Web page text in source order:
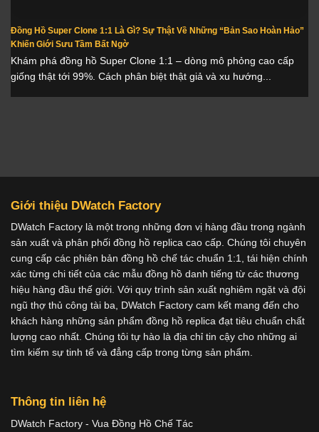
Đồng Hồ Super Clone 1:1 Là Gì? Sự Thật Về Những “Bản Sao Hoàn Hảo”
Khiến Giới Sưu Tầm Bất Ngờ
Khám phá đồng hồ Super Clone 1:1 – dòng mô phỏng cao cấp
giống thật tới 99%. Cách phân biệt thật giả và xu hướng...
Giới thiệu DWatch Factory
DWatch Factory là một trong những đơn vị hàng đầu trong ngành
sản xuất và phân phối đồng hồ replica cao cấp. Chúng tôi chuyên
cung cấp các phiên bản đồng hồ chế tác chuẩn 1:1, tái hiện chính
xác từng chi tiết của các mẫu đồng hồ danh tiếng từ các thương
hiệu hàng đầu thế giới. Với quy trình sản xuất nghiêm ngặt và đội
ngũ thợ thủ công tài ba, DWatch Factory cam kết mang đến cho
khách hàng những sản phẩm đồng hồ replica đạt tiêu chuẩn chất
lượng cao nhất. Chúng tôi tự hào là địa chỉ tin cậy cho những ai
tìm kiếm sự tinh tế và đẳng cấp trong từng sản phẩm.
Thông tin liên hệ
DWatch Factory - Vua Đồng Hồ Chế Tác